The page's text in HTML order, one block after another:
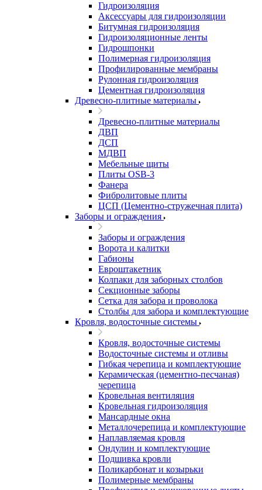
Гидроизоляция
Аксессуары для гидроизоляции
Битумная гидроизоляция
Гидроизоляционные ленты
Гидрошпонки
Полимерная гидроизоляция
Профилированные мембраны
Рулонная гидроизоляция
Цементная гидроизоляция
Древесно-плитные материалы
Древесно-плитные материалы
ДВП
ДСП
МДВП
Мебельные щиты
Плиты OSB-3
Фанера
Фибролитовые плиты
ЦСП (Цементно-стружечная плита)
Заборы и ограждения
Заборы и ограждения
Ворота и калитки
Габионы
Евроштакетник
Колпаки для заборных столбов
Секционные заборы
Сетка для забора и проволока
Столбы для забора и комплектующие
Кровля, водосточные системы
Кровля, водосточные системы
Водосточные системы и отливы
Гибкая черепица и комплектующие
Керамическая (цементно-песчаная)
черепица
Кровельная вентиляция
Кровельная гидроизоляция
Мансардные окна
Металлочерепица и комплектующие
Наплавляемая кровля
Ондулин и комплектующие
Подшивка кровли
Поликарбонат и козырьки
Полимерные мембраны